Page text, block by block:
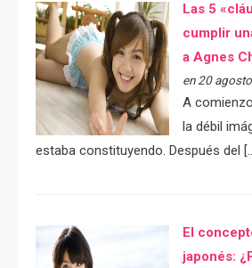
Las 5
cumplir
a Agnes
en 20
A
la débil
estaba constituyendo. Después del
El
japonés: